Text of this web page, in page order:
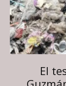
El